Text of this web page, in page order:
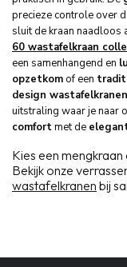
precieze controle over
sluit de kraan naadloos
60 wastafelkraan
een samenhangend en
opzetkomof een
design wastafelkranen
uitstraling waar je naar
comfortmet de
Kies een
Bekijk onze
wastafelkranen bij